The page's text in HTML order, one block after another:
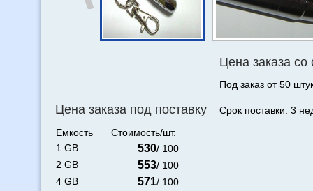
Цена заказа под поставку
Емкость
Стоимость/шт.
1 GB
530/ 100
2 GB
553/ 100
4 GB
571/ 100
Цена заказа со
Под заказ от 50
Срок поставки: 3